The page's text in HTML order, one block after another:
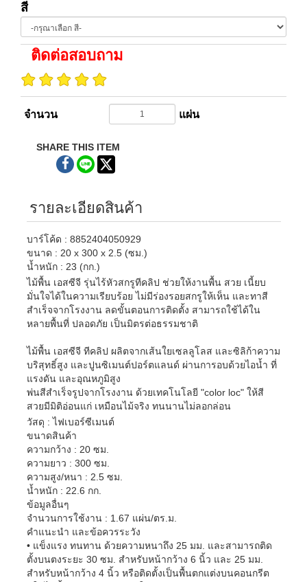
สี
ติดต่อสอบถาม
จำนวน แผ่น
SHARE THIS ITEM
รายละเอียดสินค้า
บาร์โค้ด : 8852404050929
ขนาด : 20 x 300 x 2.5 (ซม.)
น้ำหนัก : 23 (กก.)
ไม้พื้น เอสซีจี รุ่นไร้หัวสกรูทีคลิป ช่วยให้งานพื้น สวย เนี้ยบ
มั่นใจได้ในความเรียบร้อย ไม่มีร่องรอยสกรูให้เห็น และทาสี
สำเร็จจากโรงงาน ลดขั้นตอนการติดตั้ง สามารถใช้ได้ใน
หลายพื้นที่ ปลอดภัย เป็นมิตรต่อธรรมชาติ
ไม้พื้น เอสซีจี ทีคลิป ผลิตจากเส้นใยเซลลูโลส และซิลิก้าความ
บริสุทธิ์สูง และปูนซิเมนต์ปอร์ตแลนด์ ผ่านการอบด้วยไอน้ำ ที่
แรงดัน และอุณหภูมิสูง
พ่นสีสำเร็จรูปจากโรงงาน ด้วยเทคโนโลยี "color loc" ให้สี
สวยมีมิติอ่อนแก่ เหมือนไม้จริง ทนนานไม่ลอกล่อน
วัสดุ : ไฟเบอร์ซีเมนต์
ขนาดสินค้า
ความกว้าง : 20 ซม.
ความยาว : 300 ซม.
ความสูง/หนา : 2.5 ซม.
น้ำหนัก : 22.6 กก.
ข้อมูลอื่นๆ
จำนวนการใช้งาน : 1.67 แผ่น/ตร.ม.
คำแนะนำ และข้อควรระวัง
• แข็งแรง ทนทาน ด้วยความหนาถึง 25 มม. และสามารถติด
ตั้งบนตงระยะ 30 ซม. สำหรับหน้ากว้าง 6 นิ้ว และ 25 มม.
สำหรับหน้ากว้าง 4 นิ้ว หรือติดตั้งเป็นพื้นตกแต่งบนคอนกรีต